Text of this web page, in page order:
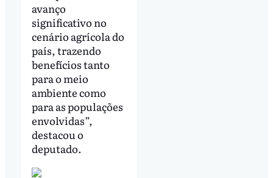
avanço
significativo no
cenário agrícola do
país, trazendo
benefícios tanto
para o meio
ambiente como
para as populações
envolvidas”,
destacou o
deputado.